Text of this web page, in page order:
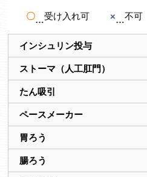
〇 受け入れ可 × 不可
インシュリン投与
ストーマ（人工肛門）
たん吸引
ペースメーカー
胃ろう
腸ろう